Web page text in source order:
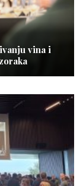
vina i